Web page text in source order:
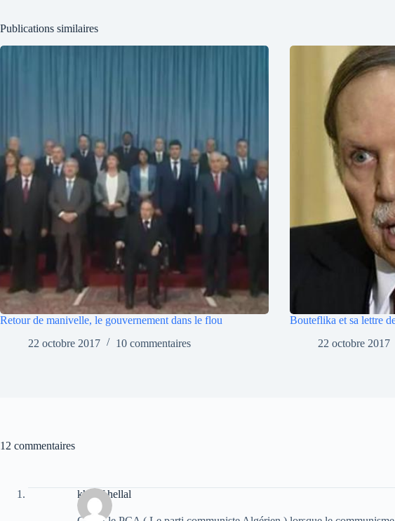
Publications similaires
Retour de manivelle, le gouvernement dans le flou
22 octobre 2017
10 commentaires
Bouteflika et sa lettre
22 octobre 2017
12 commentaires
khelaf hellal